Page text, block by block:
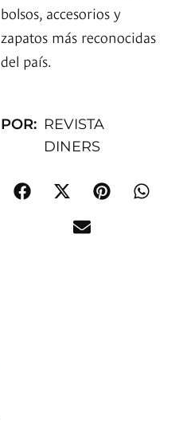
bolsos, accesorios y
zapatos más reconocidas
del país.
POR: REVISTA
DINERS